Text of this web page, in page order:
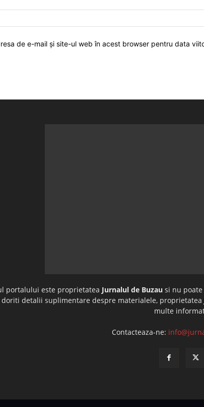
de e-mail și site-ul web în acest browser pentru data
portalului este proprietatea Jurnalul de Buzau si nu
doriti detalii suplimentare despre materialele, proprietatea
multe
Contacteaza-ne: